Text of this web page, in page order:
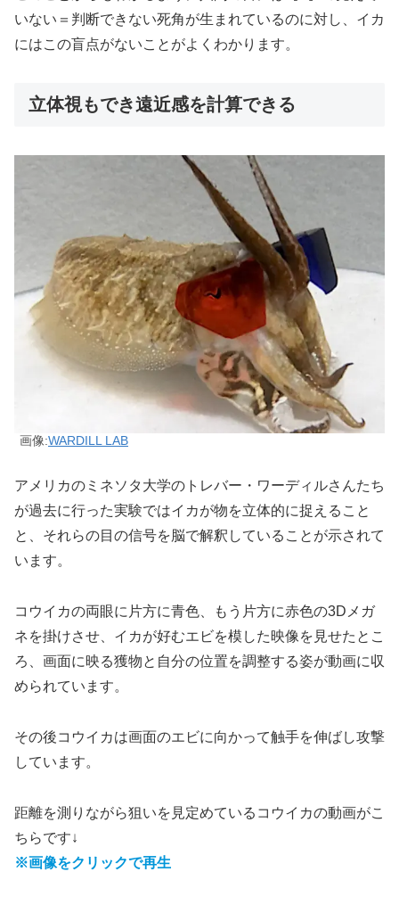
いない＝判断できない死角が生まれているのに対し、イカ
にはこの盲点がないことがよくわかります。
立体視もでき遠近感を計算できる
画像:WARDILL LAB
アメリカのミネソタ大学のトレバー・ワーディルさんたち
が過去に行った実験ではイカが物を立体的に捉えること
と、それらの目の信号を脳で解釈していることが示されて
います。
コウイカの両眼に片方に青色、もう片方に赤色の3Dメガ
ネを掛けさせ、イカが好むエビを模した映像を見せたとこ
ろ、画面に映る獲物と自分の位置を調整する姿が動画に収
められています。
その後コウイカは画面のエビに向かって触手を伸ばし攻撃
しています。
距離を測りながら狙いを見定めているコウイカの動画がこ
ちらです↓
※画像をクリックで再生